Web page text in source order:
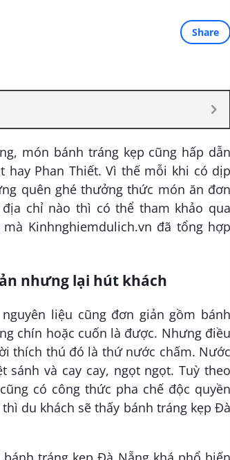
Share
món bánh tráng kẹp cũng hấp dẫn
hay Phan Thiết. Vì thế mỗi khi có dịp
quên ghé thưởng thức món ăn đơn
chỉ nào thì có thể tham khảo qua
Kinhnghiemdulich.vn đã tổng hợp
nhưng lại hút khách
liệu cũng đơn giản gồm bánh
chín hoặc cuốn là được. Nhưng điều
thích thú đó là thứ nước chấm. Nước
và cay cay, ngọt ngọt. Tuỳ theo
có công thức pha chế độc quyền
du khách sẽ thấy bánh tráng kẹp Đà